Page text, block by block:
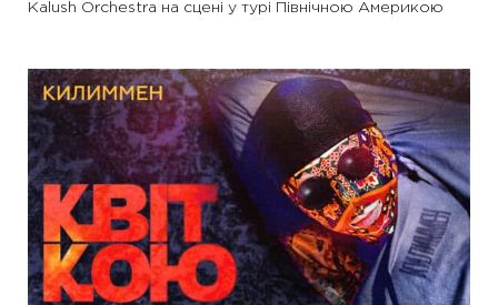
Kalush Orchestra на сцені у турі Північною Америкою